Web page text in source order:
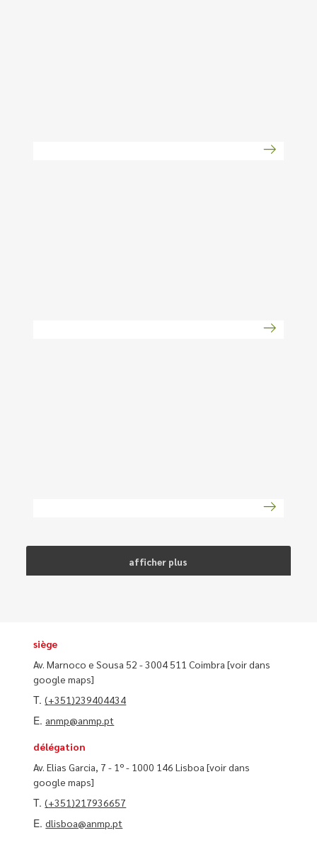
afficher plus
siège
Av. Marnoco e Sousa 52 - 3004 511 Coimbra[voir dans
google maps]
T.(+351)239404434
E. anmp@anmp.pt
délégation
Av. Elias Garcia, 7 - 1º - 1000 146 Lisboa[voir dans
google maps]
T.(+351)217936657
E.dlisboa@anmp.pt